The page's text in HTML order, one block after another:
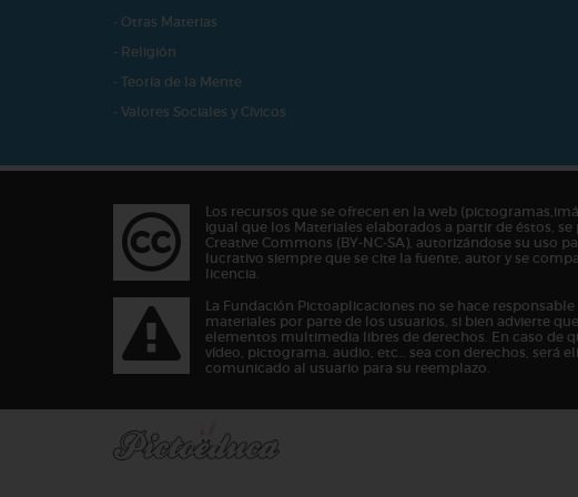
- Otras Materias
- Religión
- Teoría de la Mente
- Valores Sociales y Cívicos
Los recursos que se ofrecen en la web
igual que los Materiales elaborados a partir de éstos,
Creative Commons (BY-NC-SA), autorizándose su uso
lucrativo siempre que se cite la fuente, autor y se
licencia.
La Fundación Pictoaplicaciones no se hace
materiales por parte de los usuarios, si bien advierte
elementos multimedia libres de derechos. En caso de
vídeo, pictograma, audio, etc… sea con derechos, será
comunicado al usuario para su reemplazo.